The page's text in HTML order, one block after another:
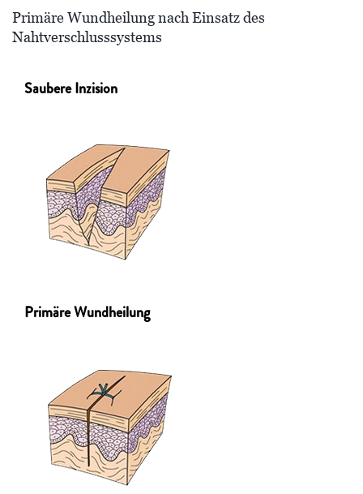
Primäre Wundheilung nach Einsatz des
Nahtverschlusssystems
Saubere Inzision
Primäre Wundheilung